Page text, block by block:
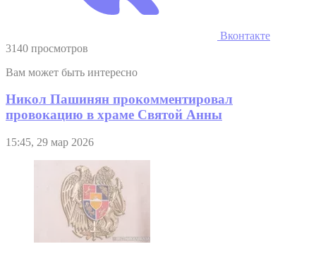
Вконтакте
3140 просмотров
Вам может быть интересно
Никол Пашинян прокомментировал
провокацию в храме Святой Анны
15:45, 29 мар 2026